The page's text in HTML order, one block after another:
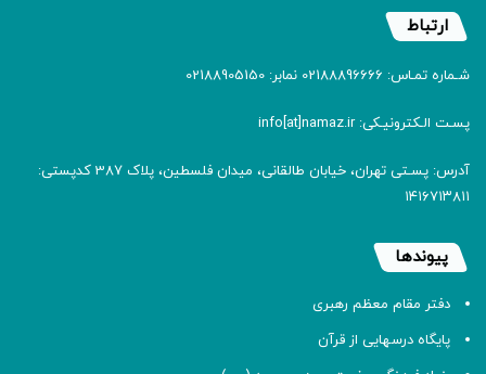
ارتباط
شـماره تمـاس: 02188896666 نمابر: 02188905150
پسـت الـکترونیـکی: info[at]namaz.ir
آدرس: پسـتی تهران، خیابان طالقانی، میدان فلسطین، پلاک 387 کدپستی:
۱۴۱۶۷۱۳۸۱۱
پیوندها
دفتر مقام معظم رهبری
پایگاه درسهایی از قرآن